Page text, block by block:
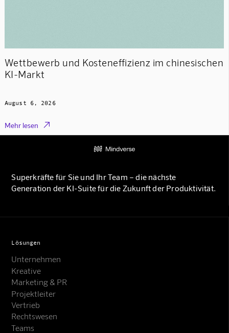
Wettbewerb und Kosteneffizienz im chinesischen
KI-Markt
August 6, 2026
Mehr lesen 
Superkräfte für Sie und Ihr Team – die nächste
Generation der KI-Suite für die Zukunft der Produktivität.
Lösungen
Unternehmen
Kreative
Marketing & PR
Projektleiter
Vertrieb
Rechtswesen
Teams